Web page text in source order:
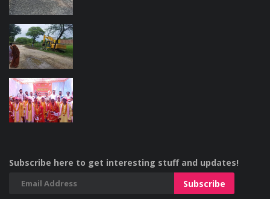
Subscribe here to get interesting stuff and updates!